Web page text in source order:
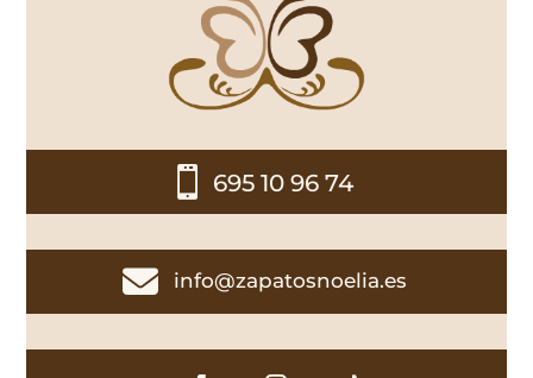
 695 10 96 74
 info@zapatosnoelia.es